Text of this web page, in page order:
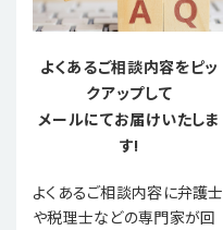
よくあるご相談内容をピッ
クアップして
メールにてお届けいたしま
す!
よくあるご相談内容に弁護士
や税理士などの専門家が回